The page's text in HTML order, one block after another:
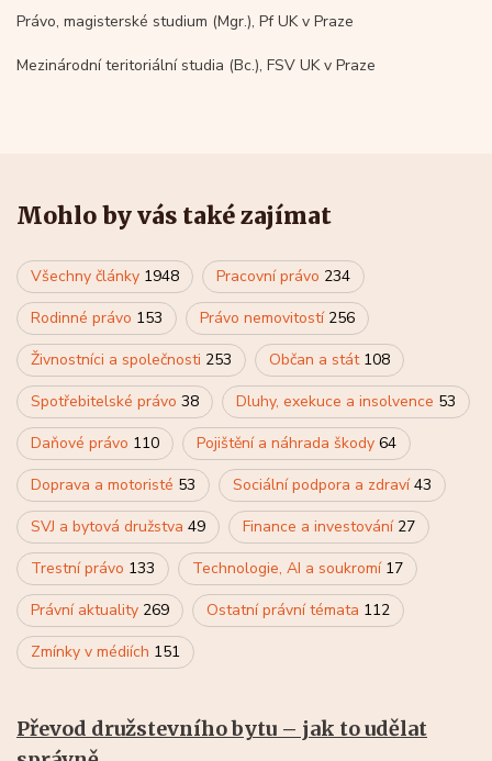
Právo, magisterské studium (Mgr.), Pf UK v Praze
Mezinárodní teritoriální studia (Bc.), FSV UK v Praze
Mohlo by vás také zajímat
Všechny články 1948 Pracovní právo 234
Rodinné právo 153 Právo nemovitostí 256
Živnostníci a společnosti 253 Občan a stát 108
Spotřebitelské právo 38 Dluhy, exekuce a insolvence 53
Daňové právo 110 Pojištění a náhrada škody 64
Doprava a motoristé 53 Sociální podpora a zdraví43
SVJ a bytová družstva 49 Finance a investování 27
Trestní právo 133 Technologie, AI a soukromí 17
Právní aktuality 269 Ostatní právní témata 112
Zmínky v médiích 151
Převod družstevního bytu – jak to udělat